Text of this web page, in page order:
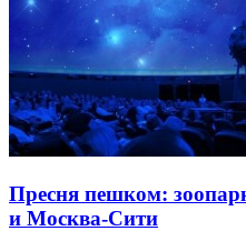
Пресня пешком:
и Москва-Сити